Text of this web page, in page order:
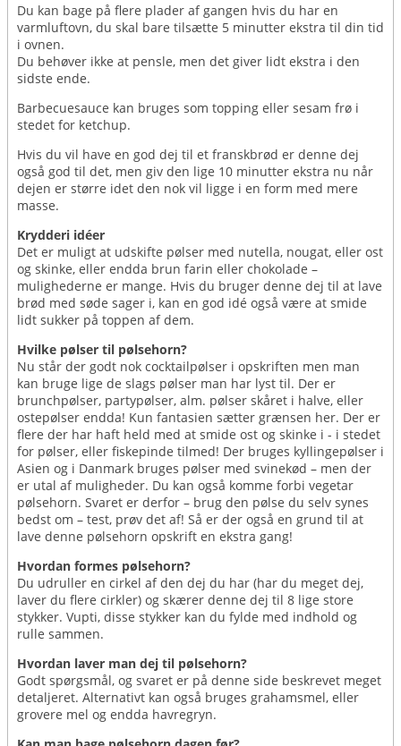
Du kan bage på flere plader af gangen hvis du har en
varmluftovn, du skal bare tilsætte 5 minutter ekstra til din tid
i ovnen.
Du behøver ikke at pensle, men det giver lidt ekstra i den
sidste ende.
Barbecuesauce kan bruges som topping eller sesam frø i
stedet for ketchup.
Hvis du vil have en god dej til et franskbrød er denne dej
også god til det, men giv den lige 10 minutter ekstra nu når
dejen er større idet den nok vil ligge i en form med mere
masse.
Krydderi idéer
Det er muligt at udskifte pølser med nutella, nougat, eller ost
og skinke, eller endda brun farin eller chokolade –
mulighederne er mange. Hvis du bruger denne dej til at lave
brød med søde sager i, kan en god idé også være at smide
lidt sukker på toppen af dem.
Hvilke pølser til pølsehorn?
Nu står der godt nok cocktailpølser i opskriften men man
kan bruge lige de slags pølser man har lyst til. Der er
brunchpølser, partypølser, alm. pølser skåret i halve, eller
ostepølser endda! Kun fantasien sætter grænsen her. Der er
flere der har haft held med at smide ost og skinke i - i stedet
for pølser, eller fiskepinde tilmed! Der bruges kyllingepølser i
Asien og i Danmark bruges pølser med svinekød – men der
er utal af muligheder. Du kan også komme forbi vegetar
pølsehorn. Svaret er derfor – brug den pølse du selv synes
bedst om – test, prøv det af! Så er der også en grund til at
lave denne pølsehorn opskrift en ekstra gang!
Hvordan formes pølsehorn?
Du udruller en cirkel af den dej du har (har du meget dej,
laver du flere cirkler) og skærer denne dej til 8 lige store
stykker. Vupti, disse stykker kan du fylde med indhold og
rulle sammen.
Hvordan laver man dej til pølsehorn?
Godt spørgsmål, og svaret er på denne side beskrevet meget
detaljeret. Alternativt kan også bruges grahamsmel, eller
grovere mel og endda havregryn.